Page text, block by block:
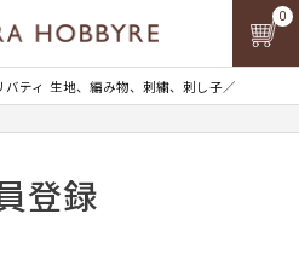
バティ 生地、編み物、刺繍、刺し子／
0
登録